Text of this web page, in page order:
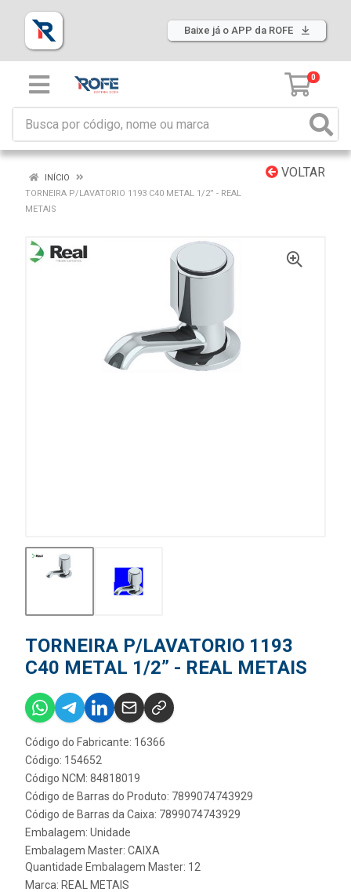
Baixe já o APP da ROFE
0
VOLTAR
INÍCIO
TORNEIRA P/LAVATORIO 1193 C40 METAL 1/2” - REAL
METAIS
TORNEIRA P/LAVATORIO 1193
C40 METAL 1/2” - REAL METAIS
Código do Fabricante: 16366
Código: 154652
Código NCM: 84818019
Código de Barras do Produto: 7899074743929
Código de Barras da Caixa: 7899074743929
Embalagem: Unidade
Embalagem Master: CAIXA
Quantidade Embalagem Master: 12
Marca: REAL METAIS